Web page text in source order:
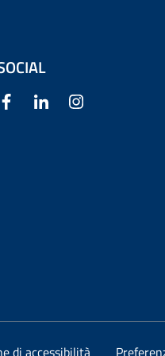
di accessibilità